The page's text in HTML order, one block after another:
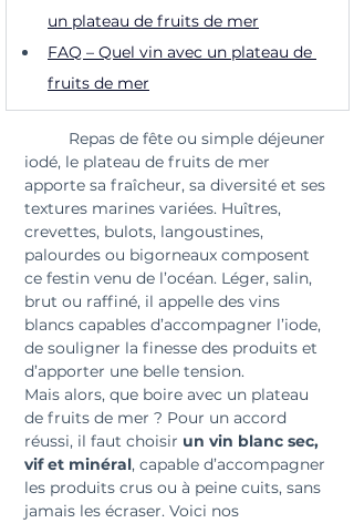
un plateau de fruits de mer
FAQ – Quel vin avec un plateau de
fruits de mer
iodé, le plateau de fruits de mer
apporte sa fraîcheur, sa diversité et ses
textures marines variées. Huîtres,
crevettes, bulots, langoustines,
palourdes ou bigorneaux composent
ce festin venu de l’océan. Léger, salin,
brut ou raffiné, il appelle des vins
blancs capables d’accompagner l’iode,
de souligner la finesse des produits et
d’apporter une belle tension.
Mais alors, que boire avec un plateau
de fruits de mer ? Pour un accord
réussi, il faut choisir un vin blanc sec,
vif et minéral, capable d’accompagner
les produits crus ou à peine cuits, sans
jamais les écraser. Voici nos